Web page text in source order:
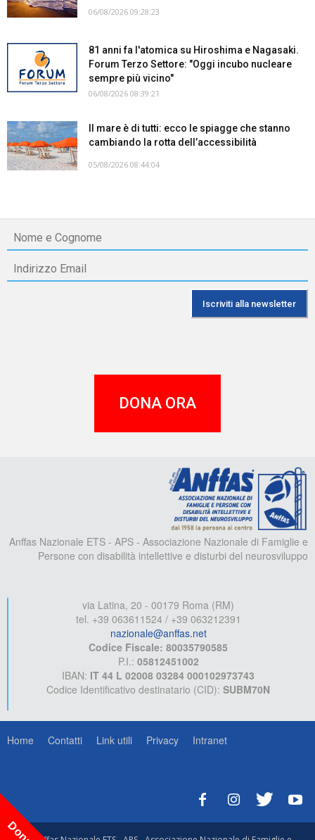
06/08/2026 09:28:23
81 anni fa l'atomica su Hiroshima e Nagasaki.
Forum Terzo Settore: "Oggi incubo nucleare
sempre più vicino"
06/08/2026 08:39:21
Il mare è di tutti: ecco le spiagge che stanno
cambiando la rotta dell’accessibilità
05/08/2026 08:44:04
DONA ORA
Anffas Nazionale ETS - APS - Associazione Nazionale di Famiglie e
Persone con disabilità intellettive e disturbi del neurosviluppo
via Latina, 20 - 00179 Roma (RM)
tel. +39 063611524 / +39 063212391
nazionale@anffas.net
Codice Fiscale: 80035790585
P.I.: 05812451002
IBAN: IT 44 L 02008 03284 000102973743
Codice Identificativo destinatario (CID): SUBM70N
Home Contatti Link utili Privacy Intranet